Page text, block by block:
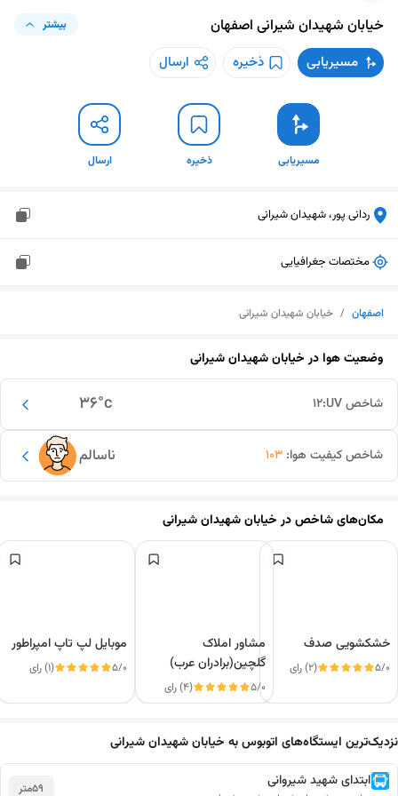
خیابان شهیدان شیرانی اصفهان بیشتر
مسیریابی ذخیره ارسال
مسیریابی ذخیره ارسال
ردانی پور، شهیدان شیرانی
مختصات جغرافیایی
اصفهان / خیابان شهیدان شیرانی
وضعیت هوا درخیابان شهیدان شیرانی
36°c شاخص UV: 12
ناسالم شاخص کیفیت هوا: 103
مکان‌های شاخص درخیابان شهیدان شیرانی
خشکشویی صدف
5/0 (2) رای
مشاور املاک
گلچین(برادران عرب)
5/0 (4) رای
موبایل لپ تاپ امپراطور
5/0 (1) رای
نزدیک‌ترین ایستگاه‌های اتوبوس به خیابان شهیدان شیرانی
59متر ابتدای شهید شیروانی